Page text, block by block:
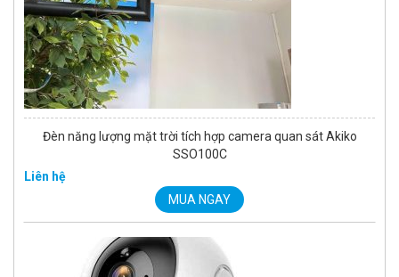
Đèn năng lượng mặt trời tích hợp camera quan sát Akiko
SSO100C
Liên hệ
MUA NGAY